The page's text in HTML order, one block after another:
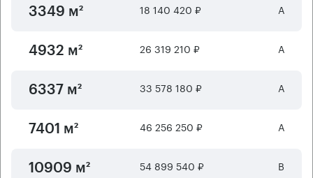
3349 м² 18 140 420 ₽ А
4932 м² 26 319 210 ₽ А
6337 м² 33 578 180 ₽ А
7401 м² 46 256 250 ₽ А
10909 м² 54 899 540 ₽ B